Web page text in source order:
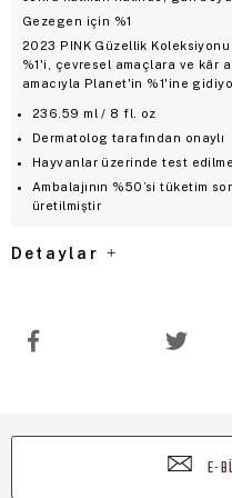
Gezegen için %1
2023 PINK Güzellik
%1'i, çevresel amaçlara ve kâr
amacıyla Planet'in %1'ine
236.59 ml / 8 fl. oz
Dermatolog tarafından onaylı
Hayvanlar üzerinde test
Ambalajının %50’si tüketim
üretilmiştir
Detaylar
E-